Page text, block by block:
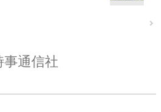
事通信社